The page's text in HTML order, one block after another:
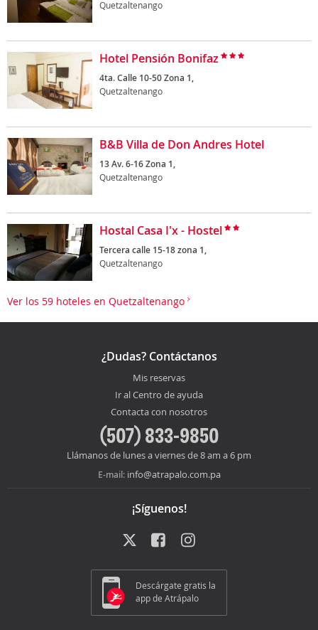
Quetzaltenango
Hotel Pensión Bonifaz
4ta. Calle 10-50 Zona 1,
Quetzaltenango
B&B Villa de Don Andres Hotel
13 Av. 6-16 Zona 1,
Quetzaltenango
Hostal Casa I'x - Hostel
Tercera calle 15-18 zona 1,
Quetzaltenango
Ver los 59 hoteles en Quetzaltenango
¿Dudas? Contáctanos
Mis reservas
Ir al Centro de ayuda
Contacta con nosotros
(507) 833-9850
Llámanos de lunes a viernes de 8 am a 6 pm
E-mail: info@atrapalo.com.pa
¡Síguenos!
Descárgate gratis la
app de Atrápalo